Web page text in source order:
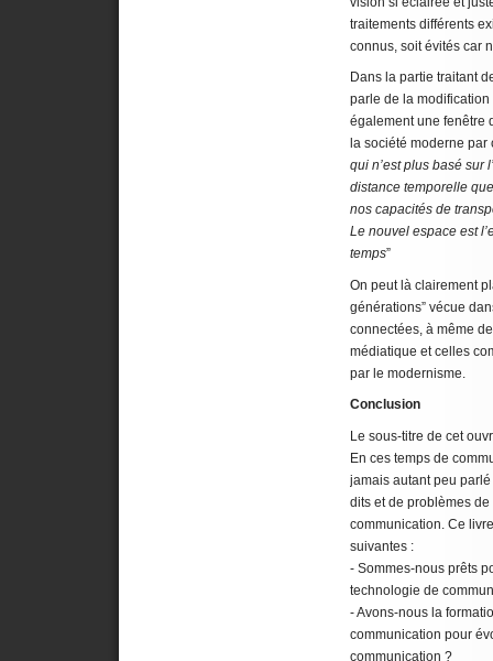
traitements différents
connus, soit évités car
Dans la partie traitant
parle de la
également une fenêtre
la société moderne par
qui n’est plus basé sur
distance temporelle
nos capacités de
Le nouvel espace est
temps”
On peut là clairement
générations” vécue
connectées, à même
médiatique et celles
par le modernisme.
Conclusion
Le sous-titre de cet
En ces temps de
jamais autant peu parlé
dits et de problèmes
communication. Ce
suivantes :
- Sommes-nous prêts
technologie de
- Avons-nous la
communication pour
communication ?